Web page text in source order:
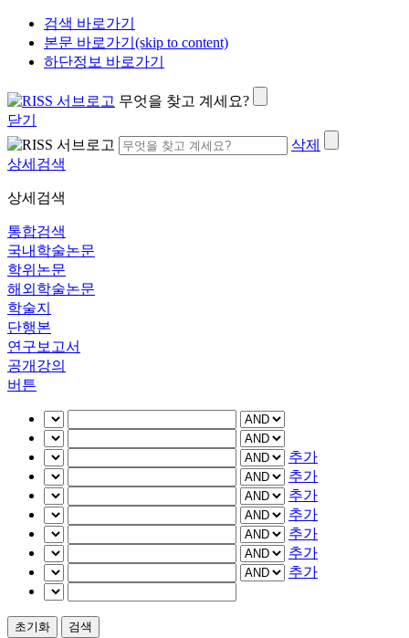
검색 바로가기
본문 바로가기(skip to content)
하단정보 바로가기
무엇을 찾고 계세요?
닫기
삭제
상세검색
상세검색
통합검색
국내학술논문
학위논문
해외학술논문
학술지
단행본
연구보고서
공개강의
버튼
추가
추가
추가
추가
추가
추가
추가